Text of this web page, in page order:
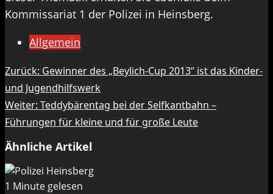
Kommissariat 1 der Polizei in Heinsberg.
Allgemein
Beitragsnavigation
Zurück: Gewinner des „Beylich-Cup 2013“ ist das Kinder-
und Jugendhilfswerk
Weiter: Teddybärentag bei der Selfkantbahn –
Führungen für kleine und für große Leute
Ähnliche Artikel
1 Minute gelesen